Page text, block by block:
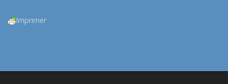
Imprimer